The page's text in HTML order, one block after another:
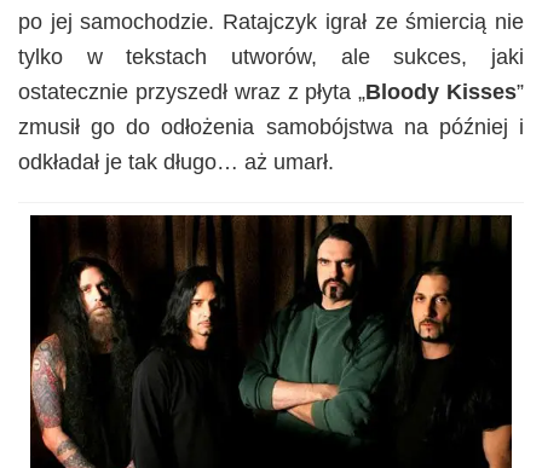
po jej samochodzie. Ratajczyk igrał ze śmiercią nie
tylko w tekstach utworów, ale sukces, jaki
ostatecznie przyszedł wraz z płyta „Bloody Kisses”
zmusił go do odłożenia samobójstwa na później i
odkładał je tak długo… aż umarł.